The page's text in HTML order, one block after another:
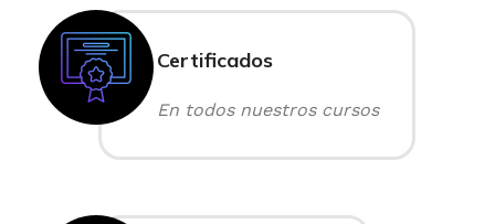
Certificados
En todos nuestros cursos